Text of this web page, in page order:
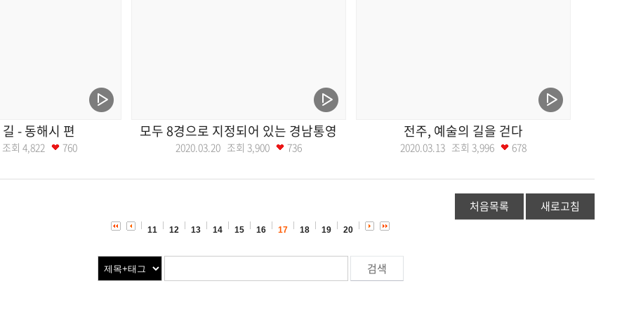
- 동해시 편
회 4,822 760
모두 8경으로 지정되어 있는 경남통영
2020.03.20 조회 3,900 736
전주, 예술의 길을 걷다
2020.03.13 조회 3,996 678
처음목록 새로고침
11 12 13 14 15 16 17 18 19 20